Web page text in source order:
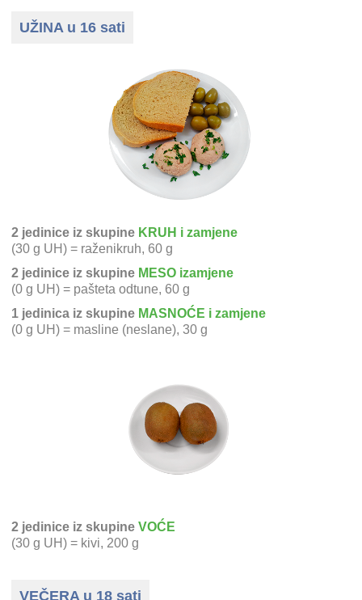
UŽINA u 16 sati
2 jedinice iz skupine KRUH i zamjene
(30 g UH) = raženikruh, 60 g
2 jedinice iz skupine MESO izamjene
(0 g UH) = pašteta odtune, 60 g
1 jedinica iz skupine MASNOĆE i zamjene
(0 g UH) = masline (neslane), 30 g
2 jedinice iz skupine VOĆE
(30 g UH) = kivi, 200 g
VEČERA u 18 sati